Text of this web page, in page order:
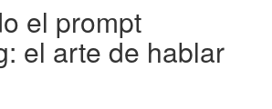
el prompt
el arte de hablar